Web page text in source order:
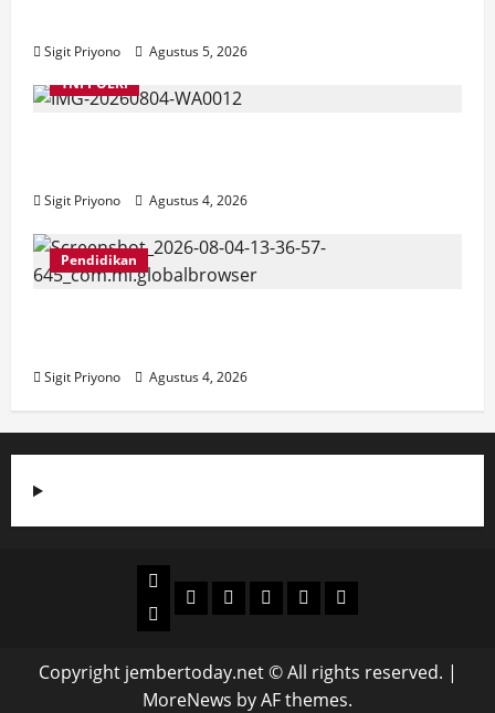
Sigit Priyono
Agustus 5, 2026
TNI POLRI
Sigit Priyono Agustus 4, 2026
Pendidikan
Sigit Priyono Agustus 4, 2026
Beranda
News
PolitikOtomotifEkonomiSosialtentang
today
Copyright jembertoday.net © All rights reserved. |
MoreNews by AF themes.